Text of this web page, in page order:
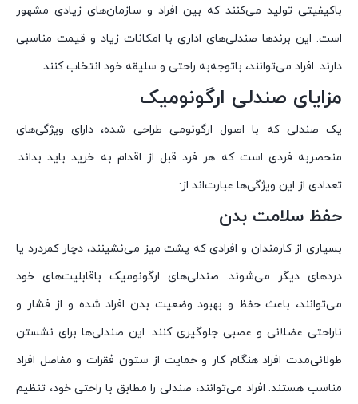
باکیفیتی تولید می‌کنند که بین افراد و سازمان‌های زیادی مشهور
است. این برندها صندلی‌های اداری با امکانات زیاد و قیمت مناسبی
دارند. افراد می‌توانند، باتوجه‌به راحتی و سلیقه خود انتخاب کنند.
مزایای صندلی ارگونومیک
یک صندلی که با اصول ارگونومی طراحی شده، دارای ویژگی‌های
منحصربه فردی است که هر فرد قبل از اقدام به خرید باید بداند.
تعدادی از این ویژگی‌ها عبارت‌اند از:
حفظ سلامت بدن
بسیاری از کارمندان و افرادی که پشت میز می‌نشینند، دچار کمردرد یا
دردهای دیگر می‌شوند. صندلی‌های ارگونومیک باقابلیت‌های خود
می‌توانند، باعث حفظ و بهبود وضعیت بدن افراد شده و از فشار و
ناراحتی عضلانی و عصبی جلوگیری کنند. این صندلی‌ها برای نشستن
طولانی‌مدت افراد هنگام کار و حمایت از ستون فقرات و مفاصل افراد
مناسب هستند. افراد می‌توانند، صندلی را مطابق با راحتی خود، تنظیم